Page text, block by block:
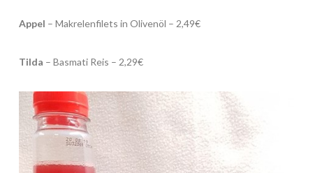
Appel – Makrelenfilets in Olivenöl – 2,49€
Tilda – Basmati Reis – 2,29€